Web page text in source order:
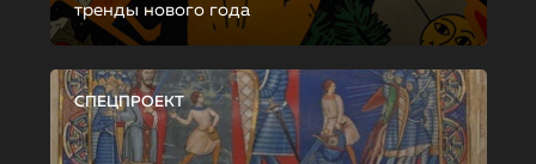
тренды нового года
СПЕЦПРОЕКТ